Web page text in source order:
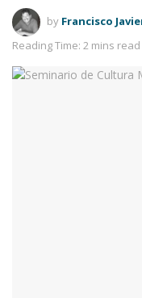
by Francisco
Reading Time: 2 mins read